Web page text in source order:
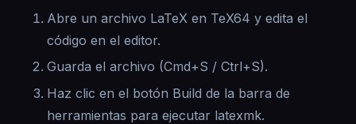
Abre un archivo LaTeX en TeX64 y edita el
código en el editor.
Guarda el archivo (Cmd+S / Ctrl+S).
Haz clic en el botón Build de la barra de
herramientas para ejecutar latexmk.